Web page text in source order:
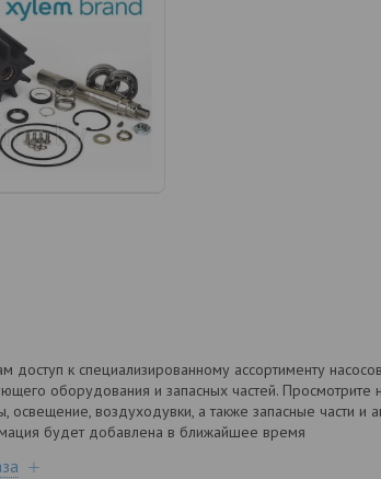
доступ к специализированному ассортименту
оборудования и запасных частей.
освещение, воздуходувки, а также запасные части и
будет добавлена в ближайшее время